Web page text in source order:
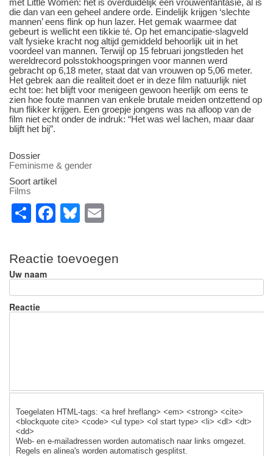
die dan van een geheel andere orde. Eindelijk krijgen ‘slechte
mannen’ eens flink op hun lazer. Het gemak waarmee dat
gebeurt is wellicht een tikkie té. Op het emancipatie-slagveld
valt fysieke kracht nog altijd gemiddeld behoorlijk uit in het
voordeel van mannen. Terwijl op 15 februari jongstleden het
wereldrecord polsstokhoogspringen voor mannen werd
gebracht op 6,18 meter, staat dat van vrouwen op 5,06 meter.
Het gebrek aan die realiteit doet er in deze film natuurlijk niet
echt toe: het blijft voor menigeen gewoon heerlijk om eens te
zien hoe foute mannen van enkele brutale meiden ontzettend op
hun flikker krijgen. Een groepje jongens was na afloop van de
film niet echt onder de indruk: “Het was wel lachen, maar daar
blijft het bij”.
Dossier
Feminisme & gender
Soort artikel
Films
S
ar
e
F
c
e
b
o
Bl
e
sk
y
ail
Reactie toevoegen
Uw naam
Reactie
Toegelaten HTML-tags: <a href hreflang> <em> <strong> <cite>
<blockquote cite> <code> <ul type> <ol start type> <li> <dl> <dt>
<dd>
Web- en e-mailadressen worden automatisch naar links omgezet.
Regels en alinea's worden automatisch gesplitst.